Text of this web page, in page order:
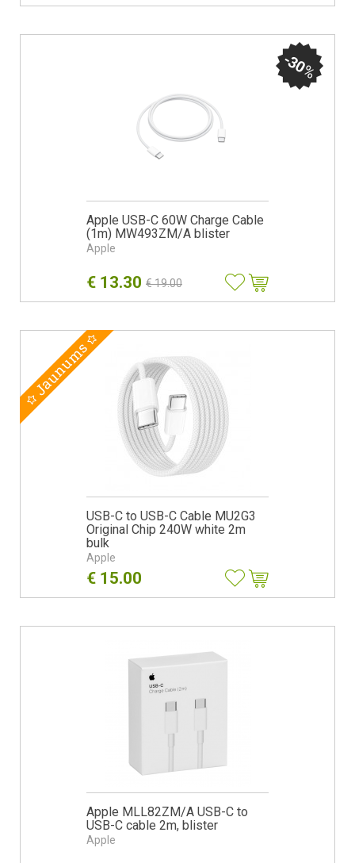
Apple USB-C 60W Charge Cable
(1m) MW493ZM/A blister
Apple
€ 13.30 €19.00
-30%
USB-C to USB-C Cable MU2G3
Original Chip 240W white 2m
bulk
Apple
€ 15.00
Jaunums
Apple MLL82ZM/A USB-C to
USB-C cable 2m, blister
Apple